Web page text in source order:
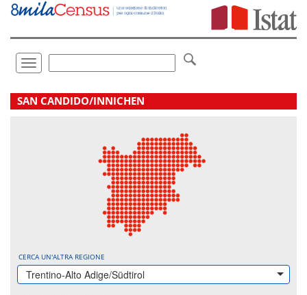
Vai
direttamente
Toggle
navigation
.
SAN CANDIDO/INNICHEN
CERCA UN'ALTRA REGIONE
Trentino-Alto Adige/Südtirol